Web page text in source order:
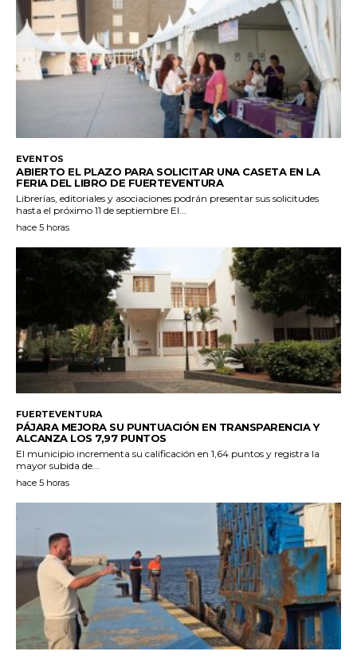
EVENTOS
ABIERTO EL PLAZO PARA SOLICITAR UNA CASETA EN LA
FERIA DEL LIBRO DE FUERTEVENTURA
Librerías, editoriales y asociaciones podrán presentar sus solicitudes
hasta el próximo 11 de septiembre El...
hace 5 horas
FUERTEVENTURA
PÁJARA MEJORA SU PUNTUACIÓN EN TRANSPARENCIA Y
ALCANZA LOS 7,97 PUNTOS
El municipio incrementa su calificación en 1,64 puntos y registra la
mayor subida de...
hace 5 horas